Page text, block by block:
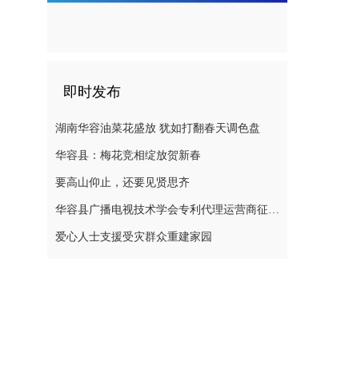
即时发布
湖南华容油菜花盛放 犹如打翻春天调色盘
华容县：梅花竞相绽放贺新春
要高山仰止，还要见贤思齐
华容县广播电视技术学会专利代理运营商征集公告
爱心人士支援受灾群众重建家园